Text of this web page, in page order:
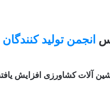
انجمن تولید
آلات کشاورزی افزایش